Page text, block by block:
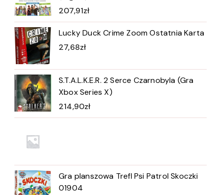
207,91zł
Lucky Duck Crime Zoom Ostatnia Karta
27,68zł
S.T.A.L.K.E.R. 2 Serce Czarnobyla (Gra
Xbox Series X)
214,90zł
Gra planszowa Trefl Psi Patrol Skoczki
01904